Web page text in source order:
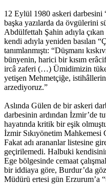
12 Eylül 1980 askeri darbesini
başka yazılarda da övgülerini
Abdülfettah Şahin adıyla
kendi adıyla yeniden basılan
tanımlanmıştı: “Düşmanı
bünyenin, harici bir kısım
ircâ zaferi (…) Ümidimizin
yetişen Mehmetçiğe,
arzediyoruz.”
Aslında Gülen de bir askeri
darbesinin ardından İzmir’de
hayatında kritik bir eşik
İzmir Sıkıyönetim Mahkemesi
Fakat adı arananlar listesine
geçirilemedi. Halbuki
Ege bölgesinde cemaat
bir iddiaya göre, Burdur’da
Müdürü ertesi gün Erzurum’a